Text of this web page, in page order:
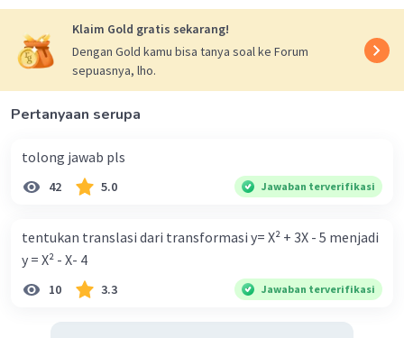
Klaim Gold gratis sekarang!
Dengan Gold kamu bisa tanya soal ke Forum
sepuasnya, lho.
Pertanyaan serupa
tolong jawab pls
42 5.0 Jawaban terverifikasi
tentukan translasi dari transformasi y= X² + 3X - 5 menjadi
y = X² - X- 4
10 3.3 Jawaban terverifikasi